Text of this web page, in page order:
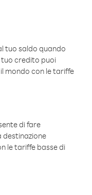
tuo saldo quando
tuo credito puoi
mondo con le tariffe
di fare
destinazione
le tariffe basse di